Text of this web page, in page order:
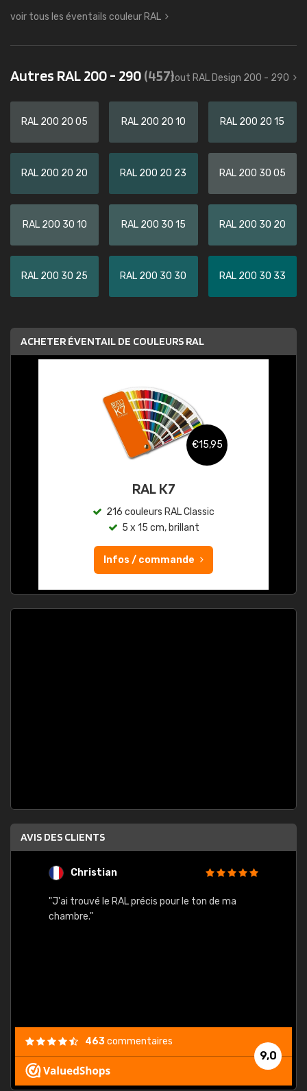
voir tous les éventails couleur RAL
Autres RAL 200 - 290(457)tout RAL Design 200 - 290
RAL 200 20 05 RAL 200 20 10 RAL 200 20 15
RAL 200 20 20 RAL 200 20 23 RAL 200 30 05
RAL 200 30 10 RAL 200 30 15 RAL 200 30 20
RAL 200 30 25 RAL 200 30 30 RAL 200 30 33
ACHETER ÉVENTAIL DE COULEURS RAL
€15,95
RAL K7
216 couleurs RAL Classic
5 x 15 cm, brillant
Infos / commande
AVIS DES CLIENTS
Christian
"J'ai trouvé le RAL précis pour le ton de ma
chambre."
9,0
463commentaires